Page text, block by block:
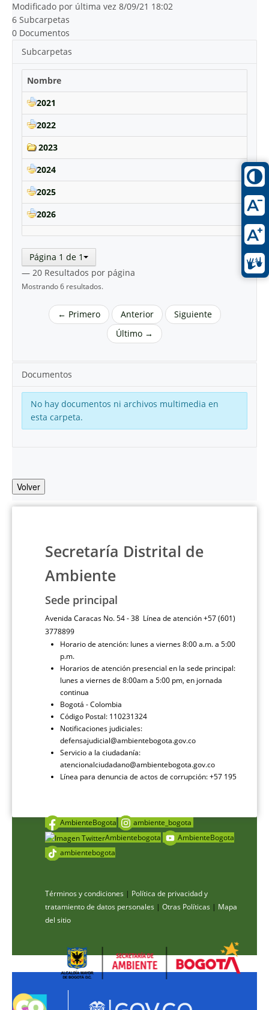
Modificado por última vez 8/09/21 18:02
6 Subcarpetas
0 Documentos
Subcarpetas
Nombre
2021
2022
2023
2024
2025
2026
Página 1 de 1
— 20 Resultados por página
Mostrando 6 resultados.
← Primero Anterior
Siguiente
Último →
Documentos
No hay documentos ni archivos multimedia en
esta carpeta.
Volver
Secretaría Distrital de
Ambiente
Sede principal
Avenida Caracas No. 54 - 38 Línea de atención +57 (601)
3778899
Horario de atención: lunes a viernes 8:00 a.m. a 5:00
p.m.
Horarios de atención presencial en la sede principal:
lunes a viernes de 8:00am a 5:00 pm, en jornada
continua
Bogotá - Colombia
Código Postal: 110231324
Notificaciones judiciales:
defensajudicial@ambientebogota.gov.co
Servicio a la ciudadanía:
atencionalciudadano@ambientebogota.gov.co
Línea para denuncia de actos de corrupción: +57 195
AmbienteBogota
ambiente_bogota
Ambientebogota
AmbienteBogota
ambientebogota
Términos y condiciones | Política de privacidad y
tratamiento de datos personales | Otras Políticas | Mapa
del sitio